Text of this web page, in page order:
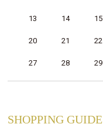
13 14 15
20 21 22
27 28 29
SHOPPING GUIDE